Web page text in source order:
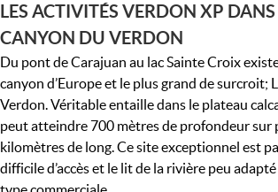
LES ACTIVITÉS VERDON XP
CANYON DU VERDON
Du pont de Carajuan au lac Sainte Croix
canyon d’Europe et le plus grand de surcroit;
Verdon. Véritable entaille dans le plateau
peut atteindre 700 mètres de profondeur sur
kilomètres de long. Ce site exceptionnel est
difficile d’accès et le lit de la rivière peu